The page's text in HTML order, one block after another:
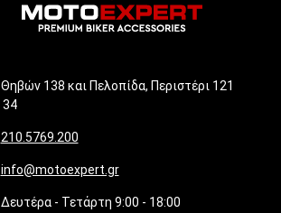
Θηβών 138 και Πελοπίδα, Περιστέρι 121
34
210.5769.200
info@motoexpert.gr
Δευτέρα - Τετάρτη 9:00 - 18:00